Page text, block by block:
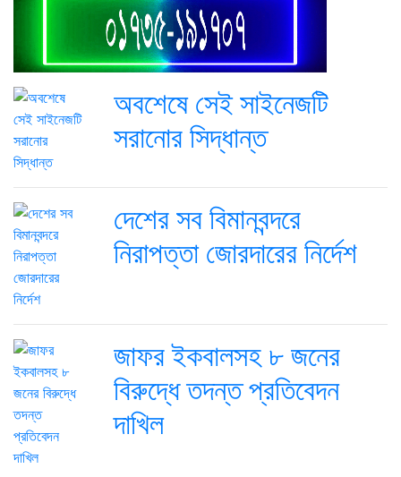
অবশেষে সেই সাইনেজটি
সরানোর সিদ্ধান্ত
দেশের সব বিমানবন্দরে
নিরাপত্তা জোরদারের নির্দেশ
জাফর ইকবালসহ ৮ জনের
বিরুদ্ধে তদন্ত প্রতিবেদন
দাখিল